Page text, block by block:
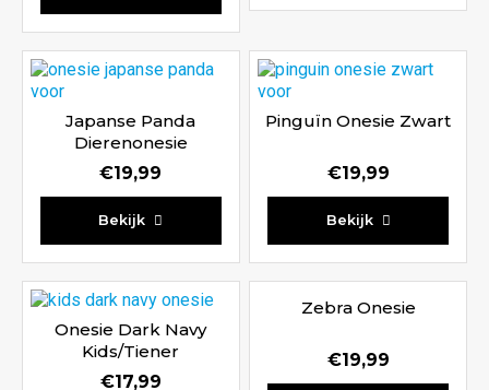
Japanse Panda
Dierenonesie
€19,99
Bekijk
Pinguïn Onesie Zwart
€19,99
Bekijk
Onesie Dark Navy
Kids/Tiener
€17,99
Zebra Onesie
€19,99